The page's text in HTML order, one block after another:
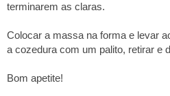
terminarem as claras.
Colocar a massa na forma e levar
a cozedura com um palito, retirar e
Bom apetite!